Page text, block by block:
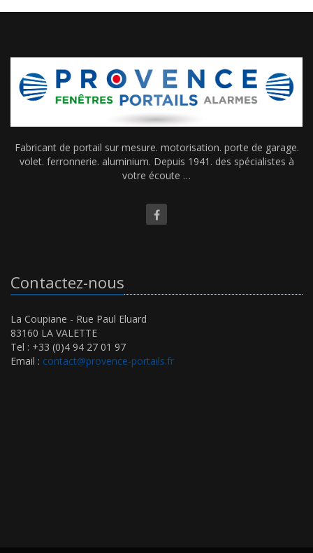
Fabricant de portail sur mesure. motorisation. porte de garage.
volet. ferronnerie. aluminium. Depuis 1941. des spécialistes à
votre écoute …
Contactez-nous
La Coupiane - Rue Paul Eluard
83160 LA VALETTE
Tel : +33 (0)4 94 27 01 97
Email : contact@provence-portails.fr